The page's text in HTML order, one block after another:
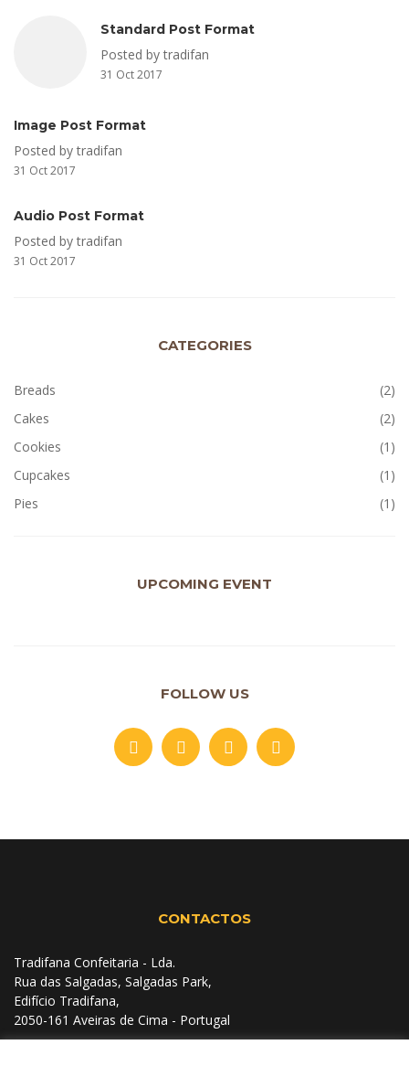
Standard Post Format
Posted by tradifan
31 Oct 2017
Image Post Format
Posted by tradifan
31 Oct 2017
Audio Post Format
Posted by tradifan
31 Oct 2017
CATEGORIES
Breads
(2)
Cakes
(2)
Cookies
(1)
Cupcakes
(1)
Pies
(1)
UPCOMING EVENT
FOLLOW US
CONTACTOS
Tradifana Confeitaria - Lda.
Rua das Salgadas, Salgadas Park,
Edifício Tradifana,
2050-161 Aveiras de Cima - Portugal